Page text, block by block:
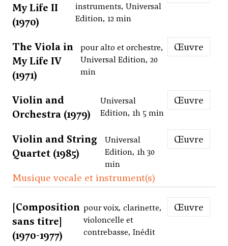
My Life II
(1970)
instruments, Universal
Edition, 12 min
The Viola in
My Life IV
(1971)
pour alto et orchestre,
Universal Edition, 20
min
Œuvre
Violin and
Orchestra (1979)
Universal
Edition, 1h 5 min
Œuvre
Violin and String
Quartet (1985)
Universal
Edition, 1h 30
min
Œuvre
Musique vocale et instrument(s)
[Composition
sans titre]
(1970-1977)
pour voix, clarinette,
violoncelle et
contrebasse, Inédit
Œuvre